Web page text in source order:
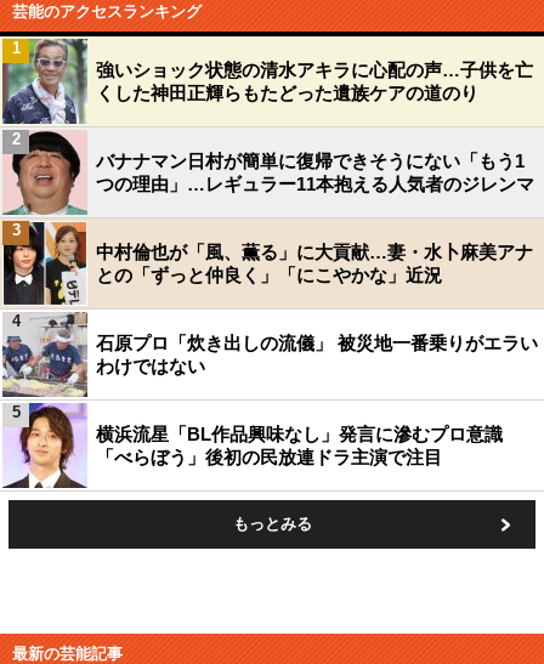
芸能のアクセスランキング
強いショック状態の清水アキラに心配の声…子供を亡
くした神田正輝らもたどった遺族ケアの道のり
1
バナナマン日村が簡単に復帰できそうにない「もう1
つの理由」…レギュラー11本抱える人気者のジレンマ
2
中村倫也が「風、薫る」に大貢献…妻・水卜麻美アナ
との「ずっと仲良く」「にこやかな」近況
3
石原プロ「炊き出しの流儀」 被災地一番乗りがエラい
わけではない
4
横浜流星「BL作品興味なし」発言に滲むプロ意識
「べらぼう」後初の民放連ドラ主演で注目
5
もっとみる
最新の芸能記事